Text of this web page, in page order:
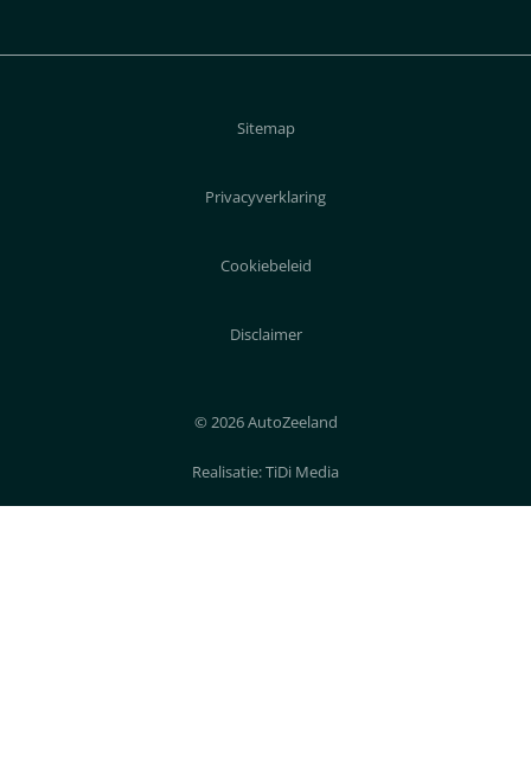
Sitemap
Privacyverklaring
Cookiebeleid
Disclaimer
© 2026 AutoZeeland
Realisatie:TiDi Media